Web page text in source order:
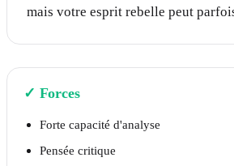
mais votre esprit rebelle peut
✓ Forces
Forte capacité d'analyse
Pensée critique